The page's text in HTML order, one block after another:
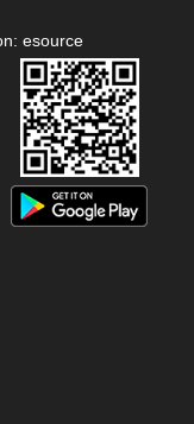
esource